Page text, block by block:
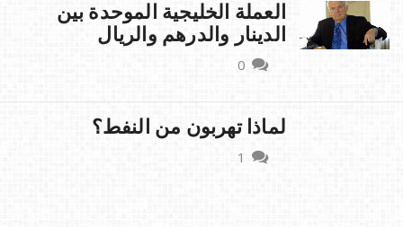
العملة الخليجية الموحدة بين
الدينار والدرهم والريال
0
لماذا تهربون من النفط؟
1